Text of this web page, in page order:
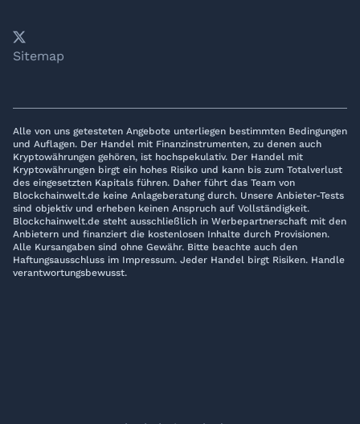
YouTube
𝕏LinkedIn
Telegram
Sitemap
Alle von uns getesteten Angebote unterliegen bestimmten Bedingungen
und Auflagen. Der Handel mit Finanzinstrumenten, zu denen auch
Kryptowährungen gehören, ist hochspekulativ. Der Handel mit
Kryptowährungen birgt ein hohes Risiko und kann bis zum Totalverlust
des eingesetzten Kapitals führen. Daher führt das Team von
Blockchainwelt.de keine Anlageberatung durch. Unsere Anbieter-Tests
sind objektiv und erheben keinen Anspruch auf Vollständigkeit.
Blockchainwelt.de steht ausschließlich in Werbepartnerschaft mit den
Anbietern und finanziert die kostenlosen Inhalte durch Provisionen.
Alle Kursangaben sind ohne Gewähr. Bitte beachte auch den
Haftungsausschluss im Impressum. Jeder Handel birgt Risiken. Handle
verantwortungsbewusst.